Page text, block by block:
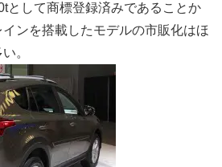
として商標登録済みであることか
ンを搭載したモデルの市販化はほ
。